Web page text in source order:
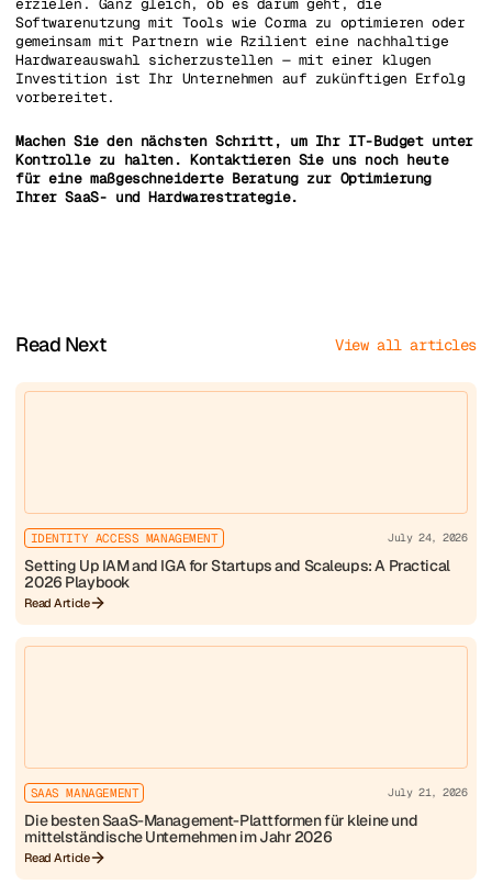
erzielen. Ganz gleich, ob es darum geht, die
Softwarenutzung mit Tools wie Corma zu optimieren oder
gemeinsam mit Partnern wie Rzilient eine nachhaltige
Hardwareauswahl sicherzustellen — mit einer klugen
Investition ist Ihr Unternehmen auf zukünftigen Erfolg
vorbereitet.
Machen Sie den nächsten Schritt, um Ihr IT-Budget unter
Kontrolle zu halten. Kontaktieren Sie uns noch heute
für eine maßgeschneiderte Beratung zur Optimierung
Ihrer SaaS- und Hardwarestrategie.
Read Next View all articles
IDENTITY ACCESS MANAGEMENT July 24, 2026
Setting Up IAM and IGA for Startups and Scaleups: A Practical
2026 Playbook
Read Article
SAAS MANAGEMENT July 21, 2026
Die besten SaaS-Management-Plattformen für kleine und
mittelständische Unternehmen im Jahr 2026
Read Article